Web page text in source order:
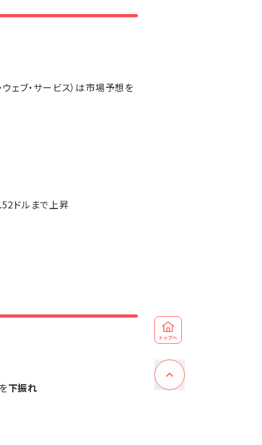
ェブ・サービス）は市場予想を
ドルまで上昇
下振れ